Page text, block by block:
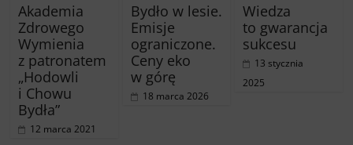
Akademia
Zdrowego
Wymienia
z patronatem
„Hodowli
i Chowu
Bydła”
12 marca 2021
Bydło w lesie.
Emisje
ograniczone.
Ceny eko
w górę
18 marca 2026
Wiedza
to gwarancja
sukcesu
13 stycznia
2025